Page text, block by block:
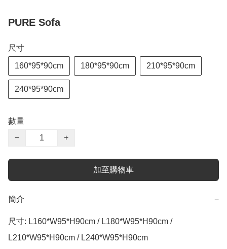
PURE Sofa
尺寸
160*95*90cm 180*95*90cm 210*95*90cm
240*95*90cm
數量
−
+
加至購物車
簡介 −
尺寸: L160*W95*H90cm / L180*W95*H90cm /
L210*W95*H90cm / L240*W95*H90cm